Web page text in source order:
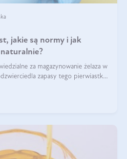
jakie są normy i jak
za magazynowanie żelaza w
zapasy tego pierwiastka.